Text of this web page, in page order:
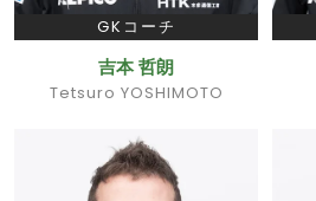
GKコーチ
吉本 哲朗
Tetsuro YOSHIMOTO